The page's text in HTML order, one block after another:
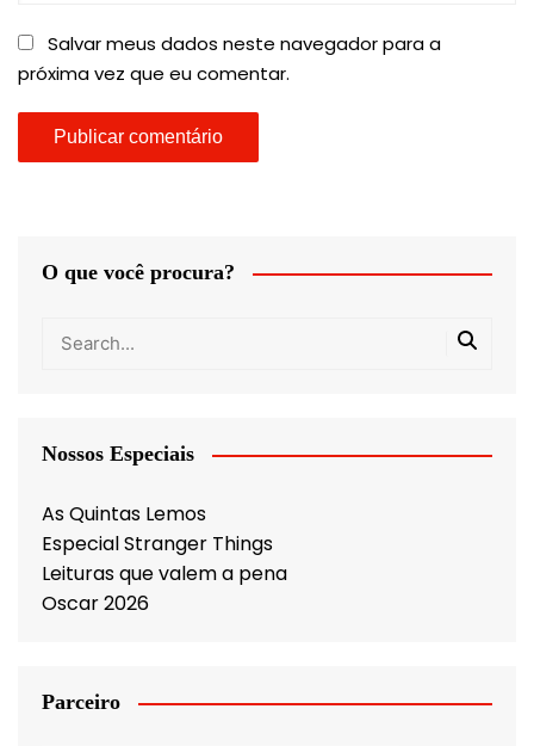
Salvar meus dados neste navegador para a
próxima vez que eu comentar.
O que você procura?
Nossos Especiais
As Quintas Lemos
Especial Stranger Things
Leituras que valem a pena
Oscar 2026
Parceiro